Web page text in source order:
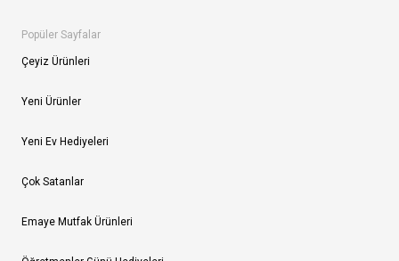
Popüler Sayfalar
Çeyiz Ürünleri
Yeni Ürünler
Yeni Ev Hediyeleri
Çok Satanlar
Emaye Mutfak Ürünleri